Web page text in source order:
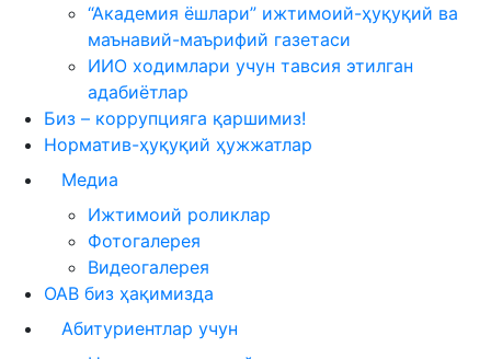
“Академия ёшлари” ижтимоий-ҳуқуқий ва
маънавий-маърифий газетаси
ИИО ходимлари учун тавсия этилган
адабиётлар
Биз – коррупцияга қаршимиз!
Норматив-ҳуқуқий ҳужжатлар
Медиа
Ижтимоий роликлар
Фотогалерея
Видеогалерея
ОАВ биз ҳақимизда
Абитуриентлар учун